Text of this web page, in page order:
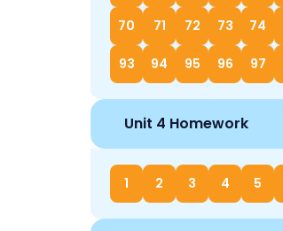
70 71 72 73 74
93 94 95 96 97
Unit 4 Homework
1 2 3 4 5